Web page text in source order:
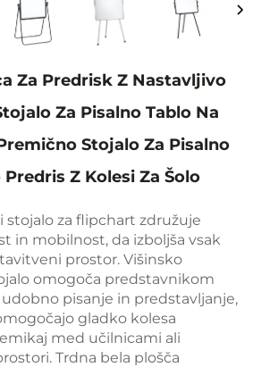
Za Predrisk Z Nastavljivo
Za Pisalno Tablo Na
Stojalo Za Pisalno
Predris Z Kolesi Za Šolo
stojalo za flipchart združuje
in mobilnost, da izboljša vsak
prostor. Višinsko
omogoča predstavnikom
pisanje in predstavljanje,
gladko kolesa
med učilnicami ali
Trdna bela plošča